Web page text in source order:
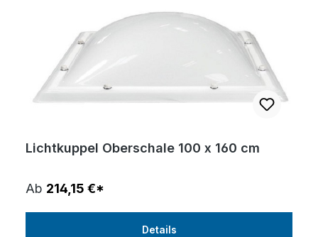
Lichtkuppel Oberschale 100 x 160 cm
Ab 214,15 €*
Details